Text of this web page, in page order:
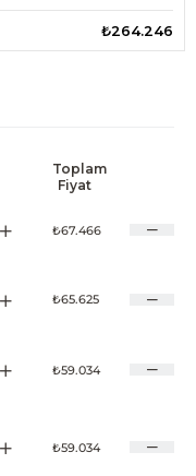
₺264.246
Toplam
Fiyat
₺67.466
₺65.625
₺59.034
₺59.034